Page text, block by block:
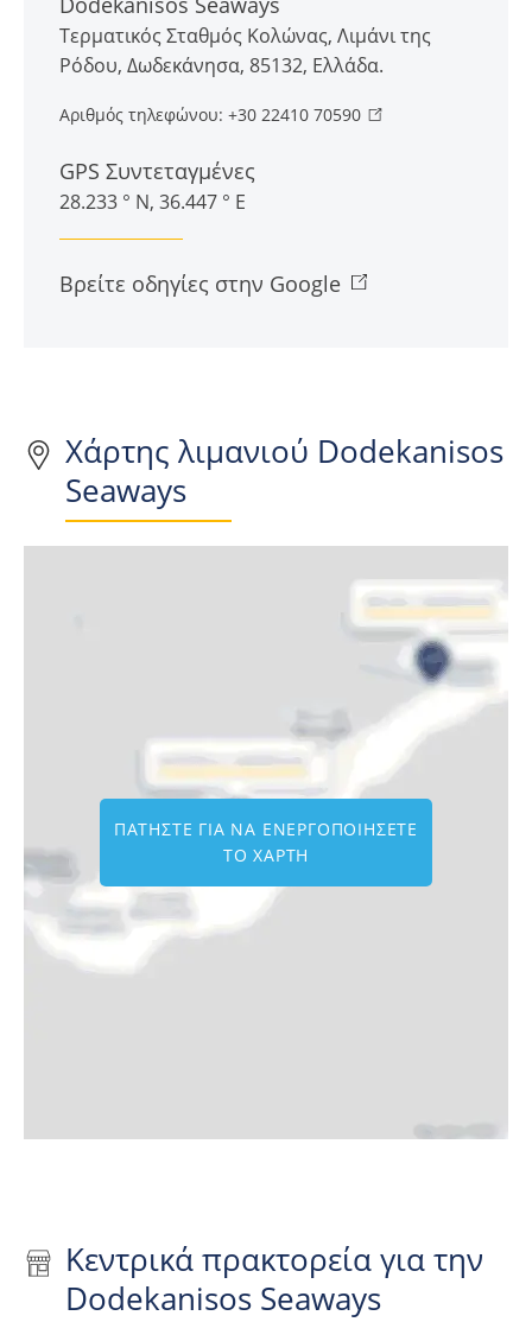
Τερματικός Σταθμός Κολώνας, Λιμάνι της
Ρόδου, Δωδεκάνησα, 85132, Ελλάδα.
Αριθμός τηλεφώνου: +30 22410 70590
GPS Συντεταγμένες
28.233 ° N, 36.447 ° E
Βρείτε οδηγίες στην Google
Χάρτης λιμανιού Dodekanisos
Seaways
ΠΑΤΗΣΤΕ ΓΙΑ ΝΑ ΕΝΕΡΓΟΠΟΙΗΣΕΤΕ
ΤΟ ΧΑΡΤΗ
Κεντρικά πρακτορεία για την
Dodekanisos Seaways